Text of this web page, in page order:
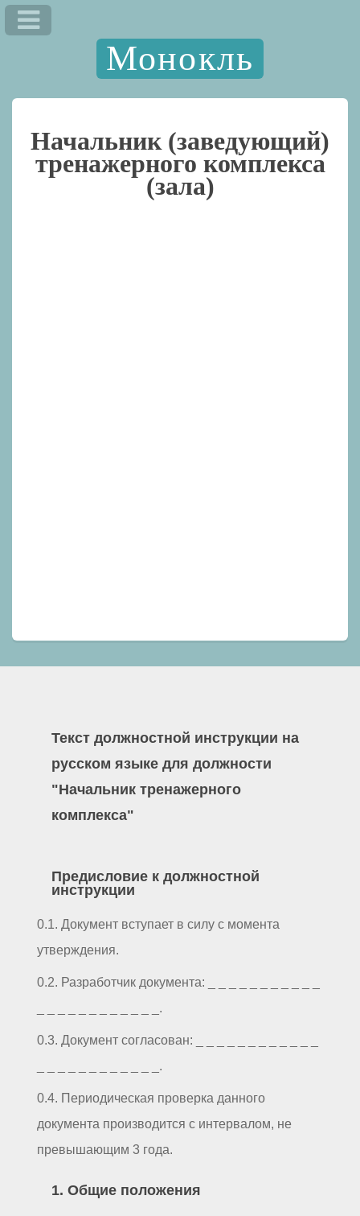
Монокль
Начальник (заведующий)
тренажерного комплекса
(зала)
Текст должностной инструкции на
русском языке для должности
"Начальник тренажерного
комплекса"
Предисловие к должностной
инструкции
0.1. Документ вступает в силу с момента
утверждения.
0.2. Разработчик документа: _ _ _ _ _ _ _ _ _ _ _
_ _ _ _ _ _ _ _ _ _ _ _.
0.3. Документ согласован: _ _ _ _ _ _ _ _ _ _ _ _
_ _ _ _ _ _ _ _ _ _ _ _.
0.4. Периодическая проверка данного
документа производится с интервалом, не
превышающим 3 года.
1. Общие положения